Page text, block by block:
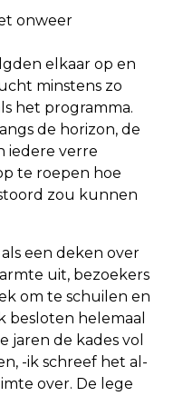
onweer
elkaar op en
minstens zo
het programma.
de horizon, de
iedere verre
te roepen hoe
zou kunnen
een deken over
uit, bezoekers
om te schuilen en
besloten helemaal
jaren de kades vol
-ik schreef het al-
over. De lege